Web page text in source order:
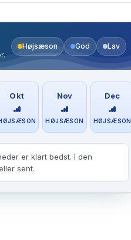
Højsæson God Lav
Okt Nov
HØJSÆSON
Dec
HØJSÆSON
er klart bedst. I den
sent.